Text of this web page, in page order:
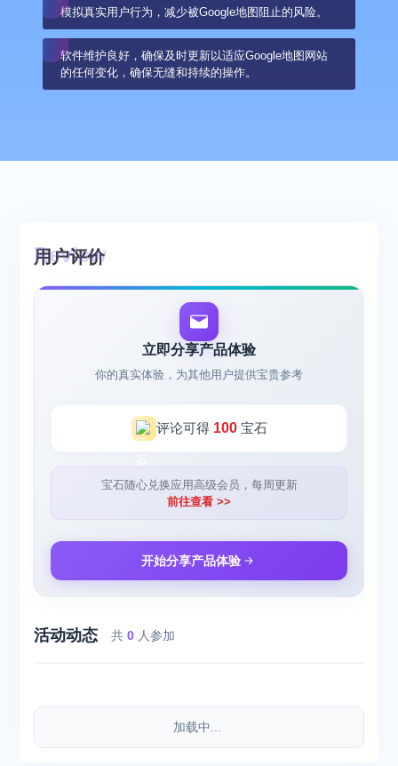
模拟真实用户行为，减少被Google地图阻止的风险。
软件维护良好，确保及时更新以适应Google地图网站
的任何变化，确保无缝和持续的操作。
用户评价
立即分享产品体验
你的真实体验，为其他用户提供宝贵参考
评论可得 100宝石
宝石随心兑换应用高级会员，每周更新
前往查看 >>
开始分享产品体验
活动动态 共0 人参加
加载中...